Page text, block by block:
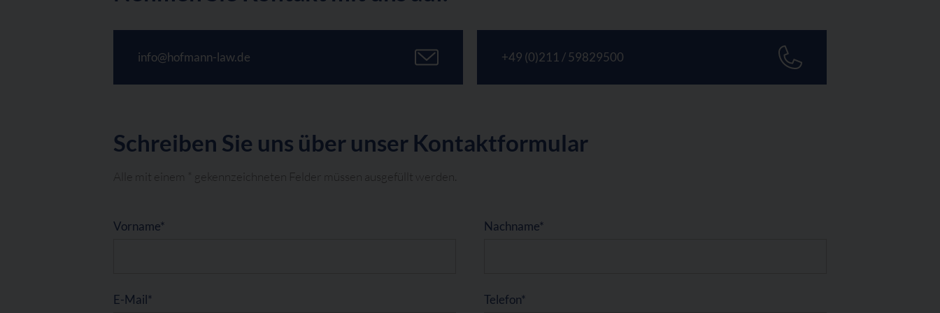
info@hofmann-law.de +49 (0)211 / 59829500
Schreiben Sie uns über unser Kontaktformular
Alle mit einem * gekennzeichneten Felder müssen ausgefüllt werden.
Vorname* Nachname*
E-Mail* Telefon*
label(Bitte nicht ausfüllen)